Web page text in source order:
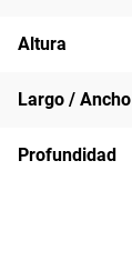
Altura
Largo / Ancho
Profundidad